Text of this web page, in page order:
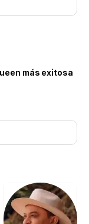
más exitosa